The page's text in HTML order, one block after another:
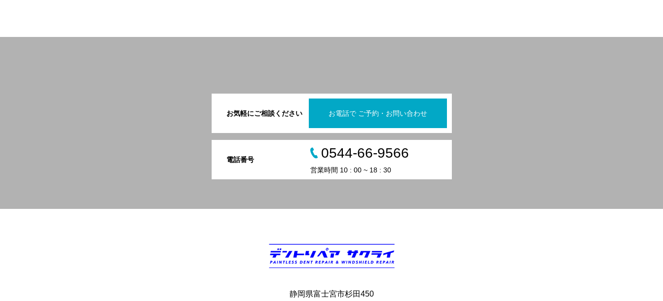
お気軽にご相談ください お電話で ご予約・お問い合わせ
電話番号 0544-66-9566
営業時間 10 : 00 ~ 18 : 30
静岡県富士宮市杉田450